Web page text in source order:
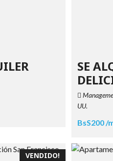
SE
UU.
BsS200 /
VENDIDO!